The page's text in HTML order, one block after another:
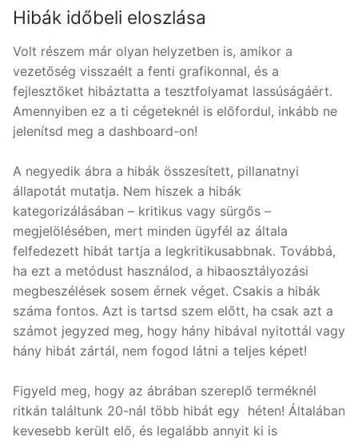
Hibák időbeli eloszlása
Volt részem már olyan helyzetben is, amikor a
vezetőség visszaélt a fenti grafikonnal, és a
fejlesztőket hibáztatta a tesztfolyamat lassúságáért.
Amennyiben ez a ti cégeteknél is előfordul, inkább ne
jelenítsd meg a dashboard-on!
A negyedik ábra a hibák összesített, pillanatnyi
állapotát mutatja. Nem hiszek a hibák
kategorizálásában – kritikus vagy sürgős –
megjelölésében, mert minden ügyfél az általa
felfedezett hibát tartja a legkritikusabbnak. Továbbá,
ha ezt a metódust használod, a hibaosztályozási
megbeszélések sosem érnek véget. Csakis a hibák
száma fontos. Azt is tartsd szem előtt, ha csak azt a
számot jegyzed meg, hogy hány hibával nyitottál vagy
hány hibát zártál, nem fogod látni a teljes képet!
Figyeld meg, hogy az ábrában szereplő terméknél
ritkán találtunk 20-nál több hibát egy héten! Általában
kevesebb került elő, és legalább annyit ki is